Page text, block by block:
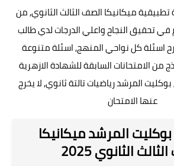
ميكانيكا الصف الثالث الثانوي, من
في تحقيق النجاح واعلي الدرجات لدي طالب
اسئلة كل نواحي المنهج, اسئلة متنوعة
من الامتحانات السابقة للشهادة الازهرية
المرشد رياضيات تالتة ثانوي, لا يخرج
عنها الامتحان
المرشد ميكانيكا
الثانوي 2025